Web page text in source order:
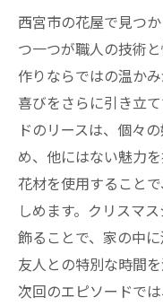
西宮市の花屋で見つ
つ一つが職人の技術
作りならではの温か
喜びをさらに引き立
ドのリースは、個々
め、他にはない魅力
花材を使用すること
しめます。クリスマ
飾ることで、家の中
友人との特別な時間
次回のエピソードで